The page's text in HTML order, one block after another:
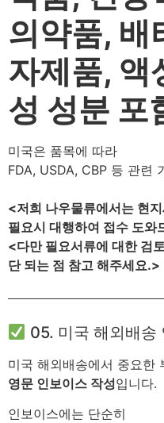
의약품, 배
자제품, 액
성 성분 포
미국은 품목에 따라
FDA, USDA, CBP 등 관련
<저희 나우물류에서는 현
필요시 대행하여 접수 도와
<다만 필요서류에 대한 검
단 되는 점 참고 해주세요.>
05. 미국 해외배송
미국 해외배송에서 중요한
영문 인보이스 작성입니다.
인보이스에는 단순히